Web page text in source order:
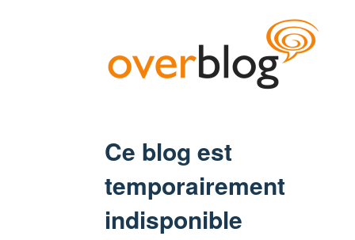
Ce blog est
temporairement
indisponible